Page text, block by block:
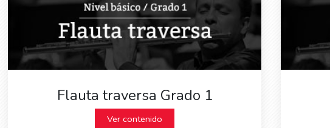
Flauta traversa Grado 1
Ver contenido